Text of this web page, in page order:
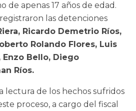
de apenas 17 años de edad.
las detenciones
Ricardo Demetrio Ríos,
Rolando Flores, Luis
Enzo Bello, Diego
Ríos.
lectura de los hechos sufridos
proceso, a cargo del fiscal